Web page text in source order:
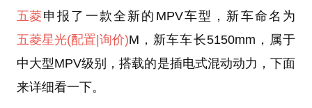
五菱申报了一款全新的MPV车型，新车命名为
五菱星光(配置|询价)M，新车车长5150mm，属于
中大型MPV级别，搭载的是插电式混动动力，下面
来详细看一下。